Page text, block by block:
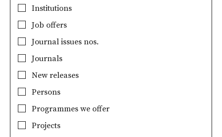
Institutions
Job offers
Journal issues nos.
Journals
New releases
Persons
Programmes we offer
Projects